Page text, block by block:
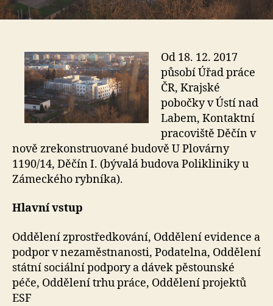
Od 18. 12. 2017
působí Úřad práce
ČR, Krajské
pobočky v Ústí nad
Labem, Kontaktní
pracoviště Děčín v
nově zrekonstruované budově U Plovárny
1190/14, Děčín I. (bývalá budova Polikliniky u
Zámeckého rybníka).
Hlavní vstup
Oddělení zprostředkování, Oddělení evidence a
podpor v nezaměstnanosti, Podatelna, Oddělení
státní sociální podpory a dávek pěstounské
péče, Oddělení trhu práce, Oddělení projektů
ESF